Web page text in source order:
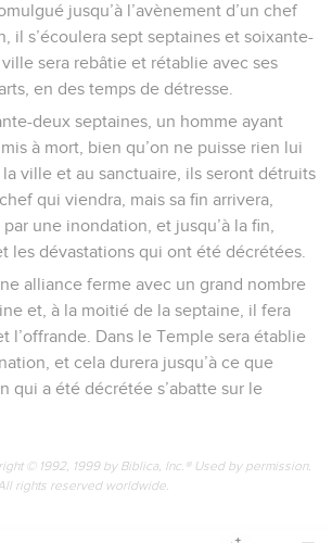
jusqu’à l’avènement d’un chef
il s’écoulera sept septaines et soixante-
sera rebâtie et rétablie avec ses
en des temps de détresse.
deux septaines, un homme ayant
à mort, bien qu’on ne puisse rien lui
ville et au sanctuaire, ils seront détruits
qui viendra, mais sa fin arrivera,
une inondation, et jusqu’à la fin,
les dévastations qui ont été décrétées.
alliance ferme avec un grand nombre
et, à la moitié de la septaine, il fera
l’offrande. Dans le Temple sera établie
et cela durera jusqu’à ce que
qui a été décrétée s’abatte sur le
© 1992, 1999 by Biblica, Inc.® Used by permission.
rights reserved worldwide.